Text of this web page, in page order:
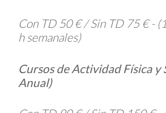
Con TD 50 € / Sin TD 75 € -
h semanales)
Cursos de Actividad Física y
Anual)